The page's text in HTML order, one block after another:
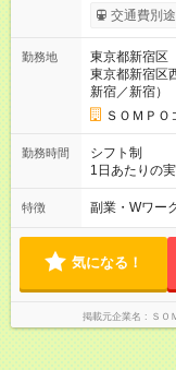
＋400円 ■時
22時→時給＋
━━━━━━━━━━━━━━━ ■月収例 ◎ロングシフト（
金曜日収：
＝79800円 [3]
月収22万240円 ◎ショートシフト（週3日×実5h） [1]月曜
10400円×4日
[3]土曜日収：
4200円 【試用期間】試用期間あり 試用期間の長さ：3ヶ月 ※ 雇
態：本採用時
無
交通費別
勤務地
東京都新宿区
東京都新宿区
新宿／新宿）
ＳＯＭＰ
勤務時間
シフト制
1日あたりの
22時 (実7h/
※[B]OJT終了後要相談 ◎下記選択制 （1
選択可 ▶ご確認 祝日/GW/年末年始等も シフト通りの出勤が必要
です
特徴 副業・Wワー
気になる！
掲載元企業名 ＳＯ